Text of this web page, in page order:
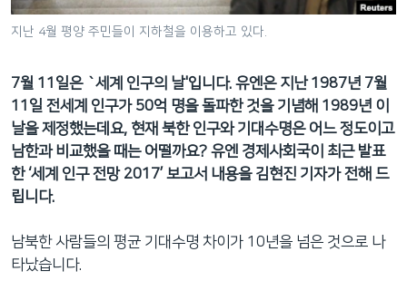
이
션
로
이
동
검
색
으
이
등
지난 4월 평양 주민들이 지하철을 이용하고 있다.
7월 11일은 `세계 인구의 날'입니다. 유엔은 지난 1987년 7월
11일 전세계 인구가 50억 명을 돌파한 것을 기념해 1989년 이
날을 제정했는데요, 현재 북한 인구와 기대수명은 어느 정도이고
남한과 비교했을 때는 어떨까요? 유엔 경제사회국이 최근 발표
한 ‘세계 인구 전망 2017’ 보고서 내용을 김현진 기자가 전해 드
립니다.
남북한 사람들의 평균 기대수명 차이가 10년을 넘은 것으로 나
타났습니다.